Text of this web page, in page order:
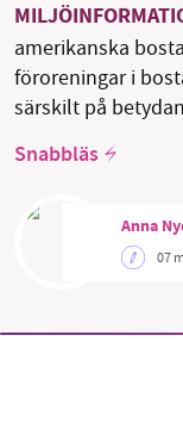
Sök
amerikanska
föroreningar i
särskilt på
Snabbläs
Anna
07